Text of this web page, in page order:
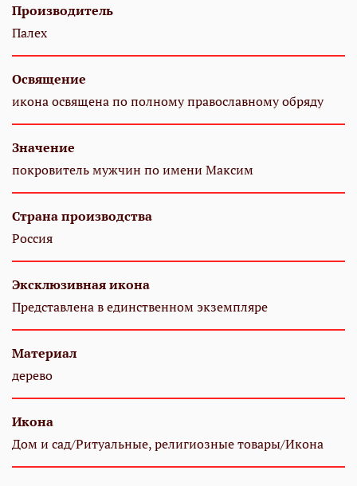
Производитель
Палех
Освящение
икона освящена по полному православному обряду
Значение
покровитель мужчин по имени Максим
Страна производства
Россия
Эксклюзивная икона
Представлена в единственном экземпляре
Материал
дерево
Икона
Дом и сад/Ритуальные, религиозные товары/Икона